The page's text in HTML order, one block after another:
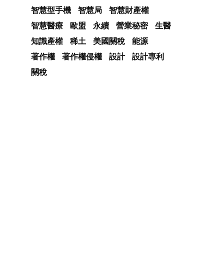
智慧型手機 智慧局
智慧財產權
智慧醫療
歐盟 永續 營業秘密
生醫
知識產權
稀土 美國關稅
能源
著作權
著作權侵權 設計
設計專利
關稅